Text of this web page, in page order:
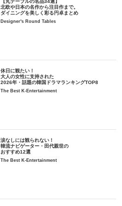
【丸テーブルの名品34選】
北欧や日本の名作から注目作まで。
ダイニングを美しく彩る円卓まとめ
Designer's Round Tables
休日に観たい！
大人の女性に支持された
2026年・話題の韓国ドラマランキングTOP8
The Best K-Entertainment
涙なしには観られない！
韓流ナビゲーター・田代親世の
おすすめ12選
The Best K-Entertainment